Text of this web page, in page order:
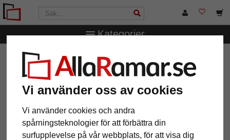
Vi använder oss av cookies
Vi använder cookies och andra
spårningsteknologier för att förbättra din
surfupplevelse på vår webbplats, för att visa dig
Kategorier
AllaRamar.se Ramstorlek
Träram med björnmotiv